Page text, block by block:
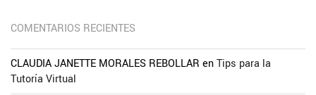
COMENTARIOS RECIENTES
CLAUDIA JANETTE MORALES REBOLLAR enTips para la
Tutoría Virtual